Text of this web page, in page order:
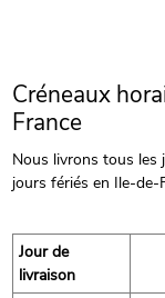
Créneaux
France
Nous livrons tous les
jours fériés en Ile-de-
Jour de
livraison